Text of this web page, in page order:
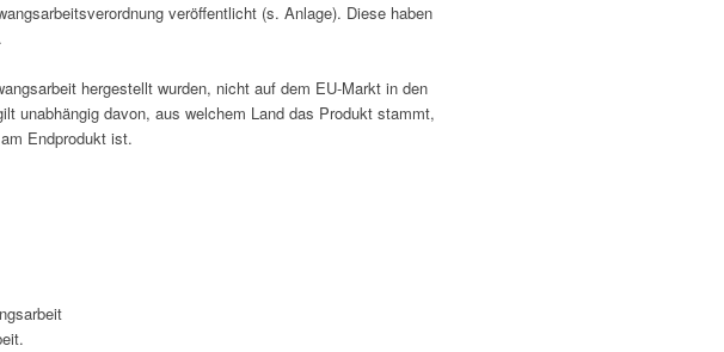
veröffentlicht (s. Anlage). Diese haben
hergestellt wurden, nicht auf dem EU-Markt in den
unabhängig davon, aus welchem Land das Produkt stammt,
Endprodukt ist.